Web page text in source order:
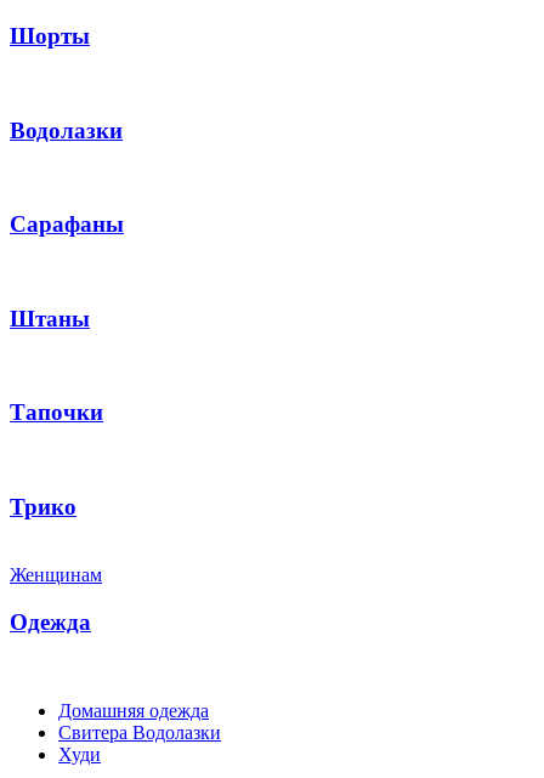
Шорты
Водолазки
Сарафаны
Штаны
Тапочки
Трико
Женщинам
Одежда
Домашняя одежда
Свитера Водолазки
Худи